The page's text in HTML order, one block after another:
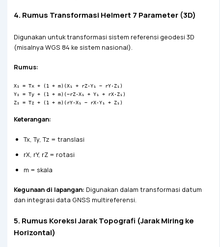
4. Rumus Transformasi Helmert 7 Parameter (3D)
Digunakan untuk transformasi sistem referensi geodesi 3D
(misalnya WGS 84 ke sistem nasional).
Rumus:
X₂ = Tx + (1 + m)(X₁ + rZ·Y₁ − rY·Z₁)
Y₂ = Ty + (1 + m)(−rZ·X₁ + Y₁ + rX·Z₁)
Z₂ = Tz + (1 + m)(rY·X₁ − rX·Y₁ + Z₁)
Keterangan:
Tx, Ty, Tz = translasi
rX, rY, rZ = rotasi
m = skala
Kegunaan di lapangan: Digunakan dalam transformasi datum
dan integrasi data GNSS multireferensi.
5. Rumus Koreksi Jarak Topografi (Jarak Miring ke
Horizontal)